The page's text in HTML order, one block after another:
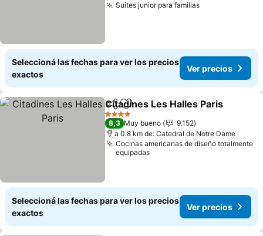
Suites junior para familiasVer precios
Seleccioná las fechas para ver los precios
exactos
Ver precios
CompartirAñadir a favoritos
Citadines Les Halles Paris
4 Estrellas
8,3 Muy bueno
9.152
a 0.8 km de: Catedral de Notre Dame
Cocinas americanas de diseño totalmente
equipadas
Seleccioná las fechas para ver los precios
exactos
Ver precios